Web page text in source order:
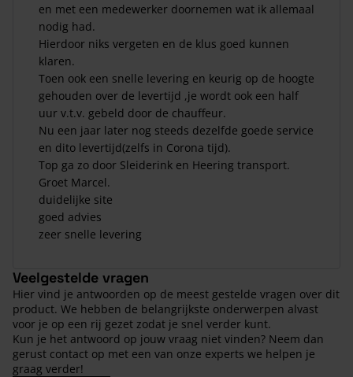
en met een medewerker doornemen wat ik allemaal
nodig had.
Hierdoor niks vergeten en de klus goed kunnen
klaren.
Toen ook een snelle levering en keurig op de hoogte
gehouden over de levertijd ,je wordt ook een half
uur v.t.v. gebeld door de chauffeur.
Nu een jaar later nog steeds dezelfde goede service
en dito levertijd(zelfs in Corona tijd).
Top ga zo door Sleiderink en Heering transport.
Groet Marcel.
duidelijke site
goed advies
zeer snelle levering
Veelgestelde vragen
Hier vind je antwoorden op de meest gestelde vragen over dit
product. We hebben de belangrijkste onderwerpen alvast
voor je op een rij gezet zodat je snel verder kunt.
Kun je het antwoord op jouw vraag niet vinden? Neem dan
gerust contact op met een van onze experts we helpen je
graag verder!